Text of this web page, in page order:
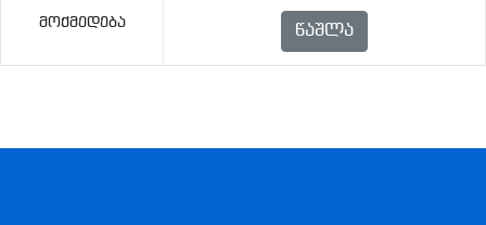
Მოქმედება Წაშლა